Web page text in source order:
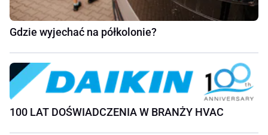
Gdzie wyjechać na półkolonie?
100 LAT DOŚWIADCZENIA W BRANŻY HVAC